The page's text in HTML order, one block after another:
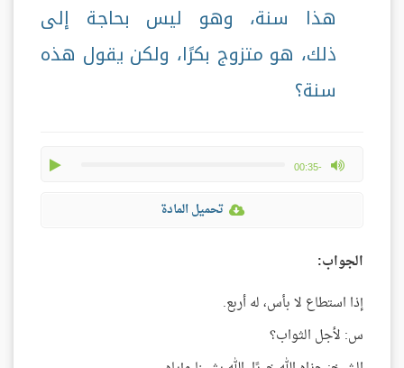
هذا سنة، وهو ليس بحاجة إلى
ذلك، هو متزوج بكرًا، ولكن يقول هذه
سنة؟
-00:35
max volume
تحميل المادة
الجواب:
إذا استطاع لا بأس، له أربع.
س: لأجل الثواب؟